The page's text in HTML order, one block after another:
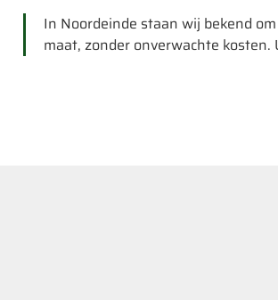
In Noordeinde staan wij bekend
maat, zonder onverwachte